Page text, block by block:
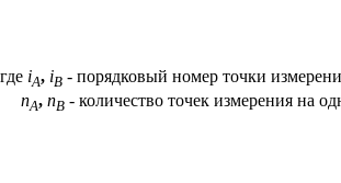
где iA, iB - порядковый номер точки
nA, nB- количество точек измерения на